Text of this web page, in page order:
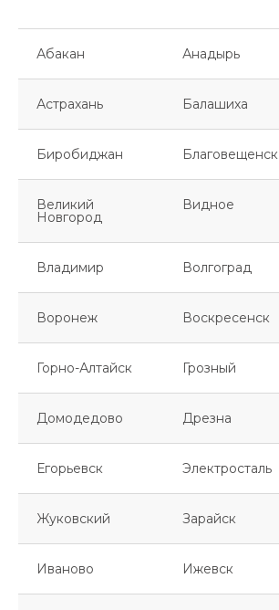
Абакан Анадырь
Астрахань Балашиха
Биробиджан Благовещенск
Великий
Новгород
Видное
Владимир Волгоград
Воронеж Воскресенск
Горно-Алтайск Грозный
Домодедово Дрезна
Егорьевск Электросталь
Жуковский Зарайск
Иваново Ижевск